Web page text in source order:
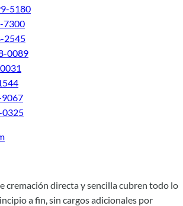
5180
7300
2545
0089
0325
cremación directa y sencilla cubren todo lo
a fin, sin cargos adicionales por